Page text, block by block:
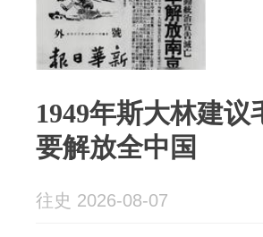
1949年斯大林建
要解放全中国
往史 2026-08-07